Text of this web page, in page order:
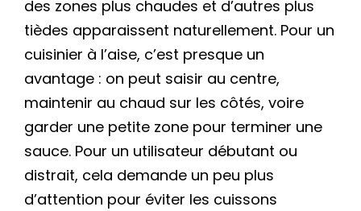
des zones plus chaudes et d’autres plus
tièdes apparaissent naturellement. Pour un
cuisinier à l’aise, c’est presque un
avantage : on peut saisir au centre,
maintenir au chaud sur les côtés, voire
garder une petite zone pour terminer une
sauce. Pour un utilisateur débutant ou
distrait, cela demande un peu plus
d’attention pour éviter les cuissons